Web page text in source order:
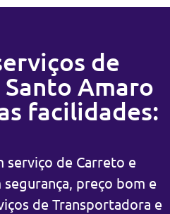
de
Amaro
facilidades:
serviço de Carreto e
segurança, preço bom e
de Transportadora e